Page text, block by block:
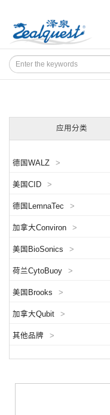
应用分类
德国WALZ >
美国CID >
德国LemnaTec >
加拿大Conviron >
美国BioSonics >
荷兰CytoBuoy >
美国Brooks >
加拿大Qubit >
其他品牌 >